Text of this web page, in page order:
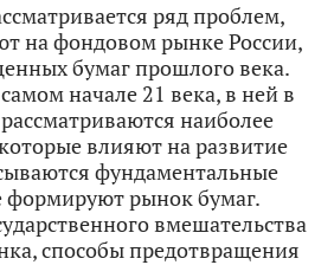
ряд проблем,
на фондовом рынке России,
бумаг прошлого века.
начале 21 века, в ней в
наиболее
влияют на развитие
фундаментальные
формируют рынок бумаг.
вмешательства
способы предотвращения